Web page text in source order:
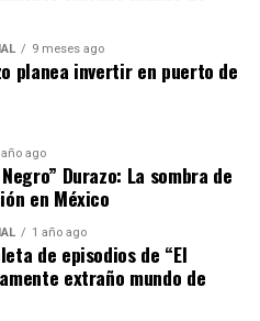
podría tener varias
la posición de ESPN
en América Latina.
cómo Fox Sports
por su partida. Además,
a otros talentos a
lo que podría alterar aún
incorporación de Mendoza
leales a ESPN,
9 meses ago
planea invertir en puerto de
año ago
Durazo: La sombra de
en México
1 año ago
de episodios de “El
extraño mundo de